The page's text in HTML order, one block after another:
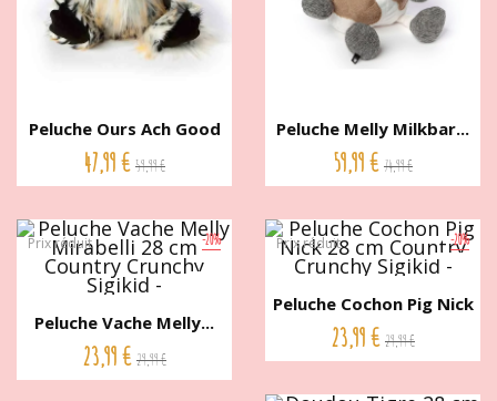
Peluche Ours Ach Good
36 cm...
47,99 € 59,99 €
Peluche Melly Milkbar...
59,99 € 74,99 €
-20%
Prix réduit
Peluche Vache Melly...
23,99 € 29,99 €
-20%
Prix réduit
Peluche Cochon Pig Nick
28...
23,99 € 29,99 €